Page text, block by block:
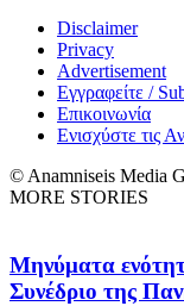
Disclaimer
Privacy
Advertisement
Εγγραφείτε /
Επικοινωνία
Ενισχύστε τις
© Anamniseis Media
MORE STORIES
Μηνύματα
Συνέδριο της